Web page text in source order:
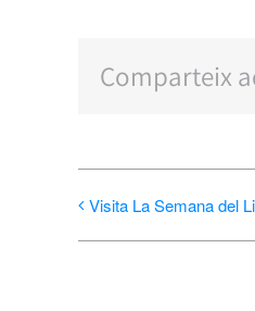
Comparteix
Visita La Semana del